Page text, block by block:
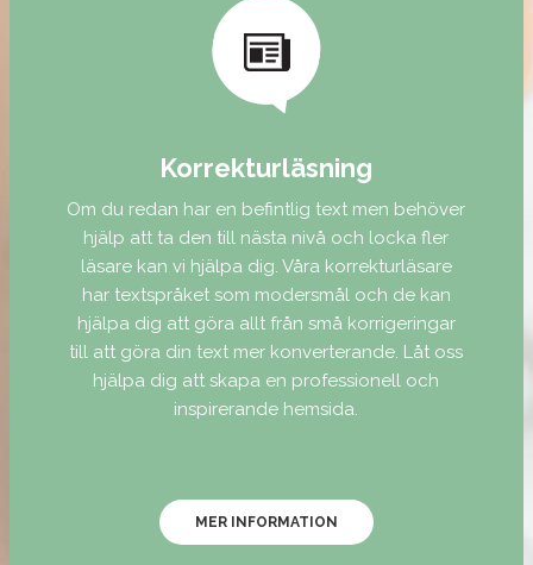
Korrekturläsning
Om du redan har en befintlig text men behöver
hjälp att ta den till nästa nivå och locka fler
läsare kan vi hjälpa dig. Våra korrekturläsare
har textspråket som modersmål och de kan
hjälpa dig att göra allt från små korrigeringar
till att göra din text mer konverterande. Låt oss
hjälpa dig att skapa en professionell och
inspirerande hemsida.
MER INFORMATION